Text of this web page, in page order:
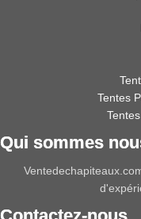
Tentes
Qui sommes